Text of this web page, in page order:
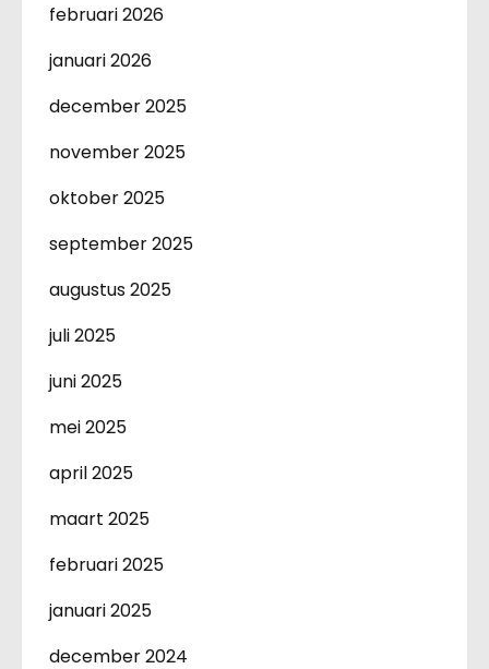
februari 2026
januari 2026
december 2025
november 2025
oktober 2025
september 2025
augustus 2025
juli 2025
juni 2025
mei 2025
april 2025
maart 2025
februari 2025
januari 2025
december 2024